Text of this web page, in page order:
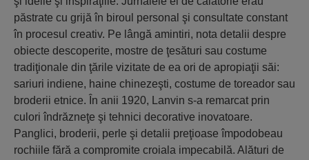
păstrate cu grijă în biroul personal şi consultate constant
în procesul creativ. Pe lângă amintiri, nota detalii despre
obiecte descoperite, mostre de ţesături sau costume
tradiţionale din ţările vizitate de ea ori de apropiaţii săi:
sariuri indiene, haine chinezeşti, costume de toreador sau
broderii etnice. În anii 1920, Lanvin s-a remarcat prin
culori îndrăzneţe şi tehnici decorative inovatoare.
Panglici, broderii, perle şi detalii preţioase împodobeau
rochiile fără a compromite croiala impecabilă. Alături de